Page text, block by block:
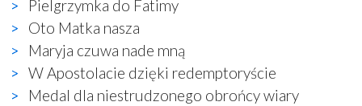
się ogromna walka o kształt katolicyzmu i o serca
wierzących. Do czego to zmaganie może prowadzić,
widzieliśmy w urokliwym, niewielkim mieście Obidos,
gdzie w miejscu dawnego kościoła działa dzisiaj…
księgarnia.
Pielgrzymka do Fatimy
Oto Matka nasza
Maryja czuwa nade mną
W Apostolacie dzięki redemptoryście
Medal dla niestrudzonego obrońcy wiary